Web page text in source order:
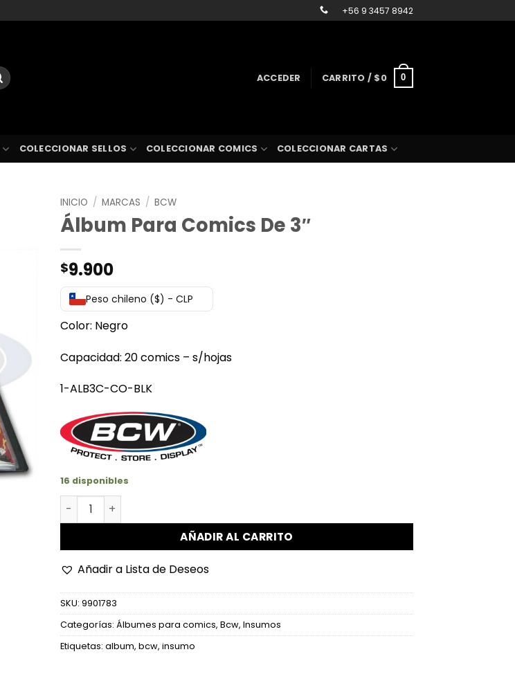
+56 9 3457 8942
ACCEDER CARRITO / $0 0
COLECCIONAR SELLOS COLECCIONAR COMICS COLECCIONAR CARTAS
INICIO / MARCAS / BCW
Álbum Para Comics De 3″
$9.900
Peso chileno ($) - CLP
Color: Negro
Capacidad: 20 comics – s/hojas
1-ALB3C-CO-BLK
16 disponibles
Álbum Para Comics De 3" cantidad
AÑADIR AL CARRITO
Añadir a Lista de Deseos
SKU: 9901783
Categorías: Álbumes para comics, Bcw, Insumos
Etiquetas: album, bcw, insumo